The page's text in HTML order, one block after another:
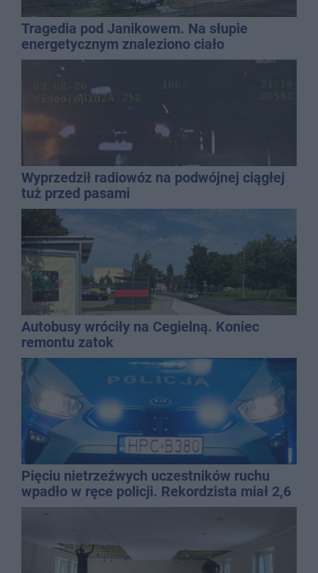
Tragedia pod Janikowem. Na słupie
energetycznym znaleziono ciało
mężczyzny
Wyprzedził radiowóz na podwójnej ciągłej
tuż przed pasami
Autobusy wróciły na Cegielną. Koniec
remontu zatok
Pięciu nietrzeźwych uczestników ruchu
wpadło w ręce policji. Rekordzista miał 2,6
promila